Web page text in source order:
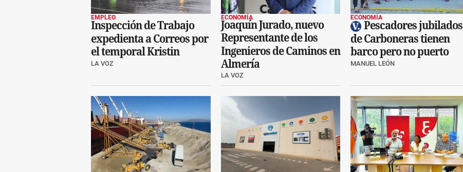
EMPLEO
Inspección de Trabajo
expedienta a Correos por
el temporal Kristin
LA VOZ
ECONOMÍA
Joaquín Jurado, nuevo
Representante de los
Ingenieros de Caminos en
Almería
LA VOZ
ECONOMÍA
Pescadores jubilados
de Carboneras tienen
barco pero no puerto
MANUEL LEÓN